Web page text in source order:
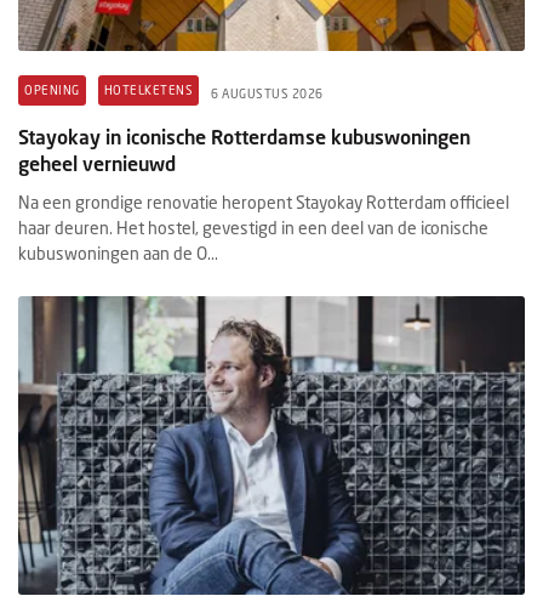
OPENING HOTELKETENS 6 AUGUSTUS 2026
Stayokay in iconische Rotterdamse kubuswoningen
geheel vernieuwd
Na een grondige renovatie heropent Stayokay Rotterdam officieel
haar deuren. Het hostel, gevestigd in een deel van de iconische
kubuswoningen aan de O...